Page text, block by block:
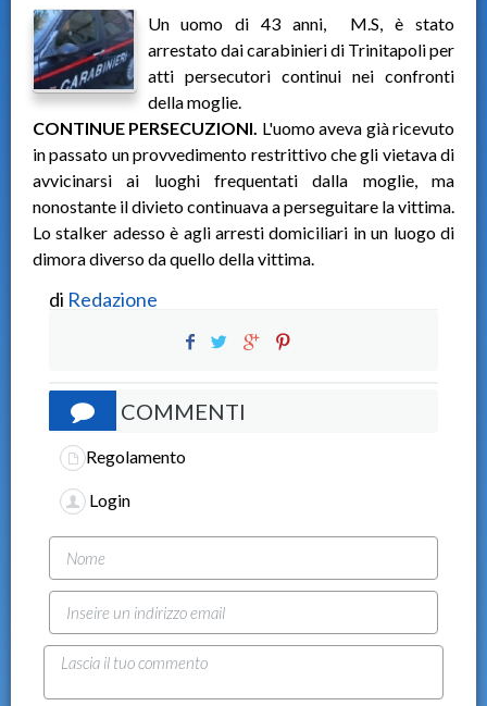
Un uomo di 43 anni, M.S, è stato
arrestato dai carabinieri di Trinitapoli per
atti persecutori continui nei confronti
della moglie.
CONTINUE PERSECUZIONI. L'uomo aveva già ricevuto
in passato un provvedimento restrittivo che gli vietava di
avvicinarsi ai luoghi frequentati dalla moglie, ma
nonostante il divieto continuava a perseguitare la vittima.
Lo stalker adesso è agli arresti domiciliari in un luogo di
dimora diverso da quello della vittima.
di Redazione
COMMENTI
Regolamento
Login